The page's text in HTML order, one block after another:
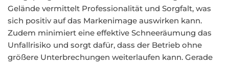
Gelände vermittelt Professionalität und Sorgfalt, was
sich positiv auf das Markenimage auswirken kann.
Zudem minimiert eine effektive Schneeräumung das
Unfallrisiko und sorgt dafür, dass der Betrieb ohne
größere Unterbrechungen weiterlaufen kann. Gerade